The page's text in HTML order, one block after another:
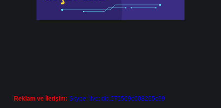
Reklam ve İletişim: Skype: live:.cid.575569c608265c69